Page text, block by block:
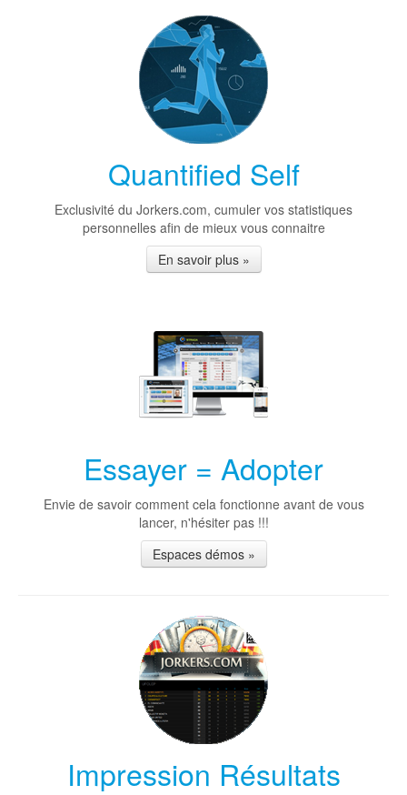
Quantified Self
Exclusivité du Jorkers.com, cumuler vos statistiques
personnelles afin de mieux vous connaitre
En savoir plus »
Essayer = Adopter
Envie de savoir comment cela fonctionne avant de vous
lancer, n'hésiter pas !!!
Espaces démos »
Impression Résultats